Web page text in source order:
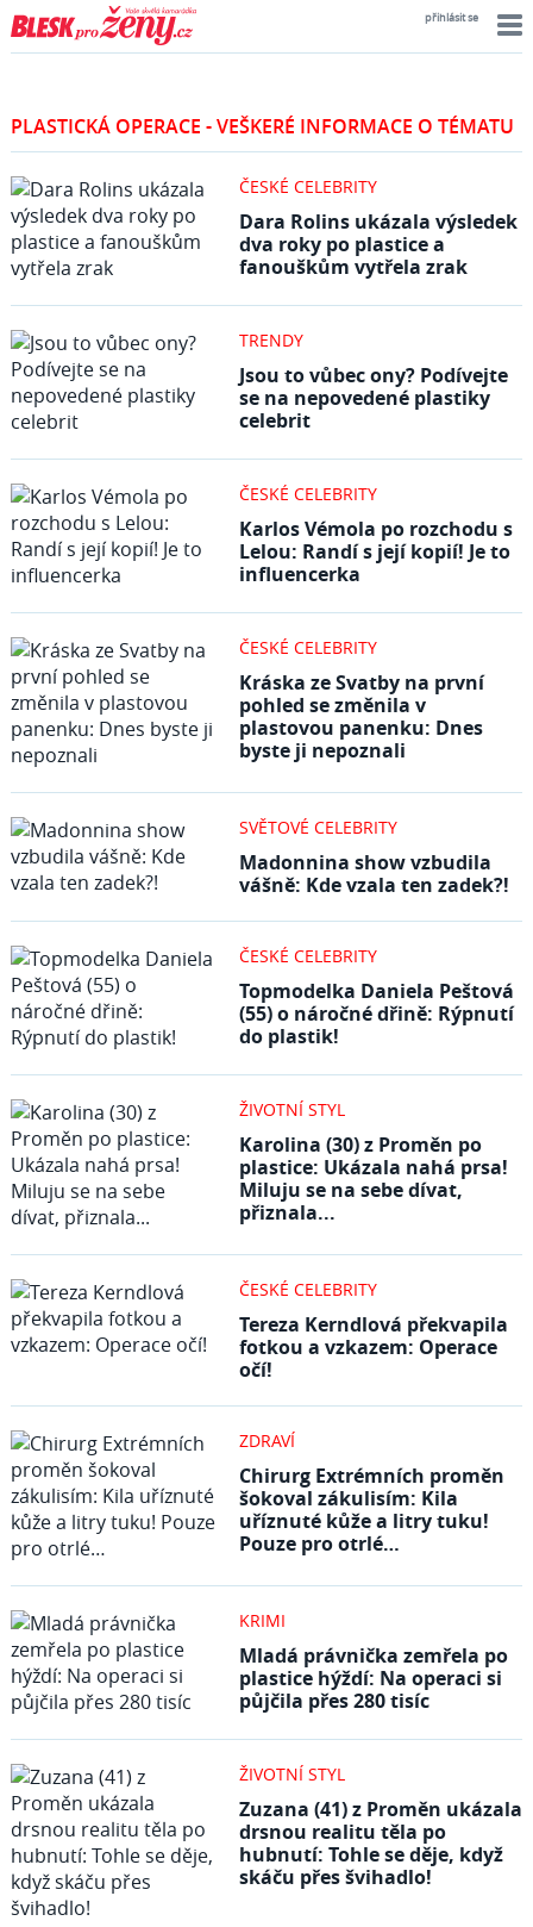
přihlásit se
PLASTICKÁ OPERACE - VEŠKERÉ INFORMACE O TÉMATU
ČESKÉ CELEBRITY
Dara Rolins ukázala výsledek
dva roky po plastice a
fanouškům vytřela zrak
TRENDY
Jsou to vůbec ony? Podívejte
se na nepovedené plastiky
celebrit
ČESKÉ CELEBRITY
Karlos Vémola po rozchodu s
Lelou: Randí s její kopií! Je to
influencerka
ČESKÉ CELEBRITY
Kráska ze Svatby na první
pohled se změnila v
plastovou panenku: Dnes
byste ji nepoznali
SVĚTOVÉ CELEBRITY
Madonnina show vzbudila
vášně: Kde vzala ten zadek?!
ČESKÉ CELEBRITY
Topmodelka Daniela Peštová
(55) o náročné dřině: Rýpnutí
do plastik!
ŽIVOTNÍ STYL
Karolina (30) z Proměn po
plastice: Ukázala nahá prsa!
Miluju se na sebe dívat,
přiznala...
ČESKÉ CELEBRITY
Tereza Kerndlová překvapila
fotkou a vzkazem: Operace
očí!
ZDRAVÍ
Chirurg Extrémních proměn
šokoval zákulisím: Kila
uříznuté kůže a litry tuku!
Pouze pro otrlé…
KRIMI
Mladá právnička zemřela po
plastice hýždí: Na operaci si
půjčila přes 280 tisíc
ŽIVOTNÍ STYL
Zuzana (41) z Proměn ukázala
drsnou realitu těla po
hubnutí: Tohle se děje, když
skáču přes švihadlo!